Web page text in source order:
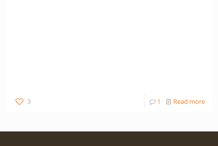
3 1 Read more